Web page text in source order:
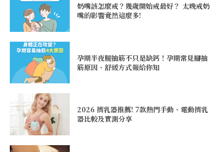
奶嘴該怎麼戒？幾歲開始戒最好？ 太晚戒奶
嘴的影響竟然這麼多!
孕期半夜腿抽筋不只是缺鈣！孕期常見腳抽
筋原因、舒緩方式報給你知
2026 擠乳器推薦! 7款熱門手動、電動擠乳
器比較及實測分享